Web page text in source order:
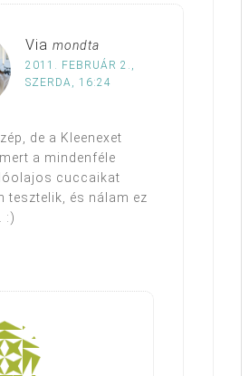
Via mondta
2011. FEBRUÁR 2.,
SZERDA, 16:24
de a Kleenexet
a mindenféle
cuccaikat
tesztelik, és nálam ez
:)